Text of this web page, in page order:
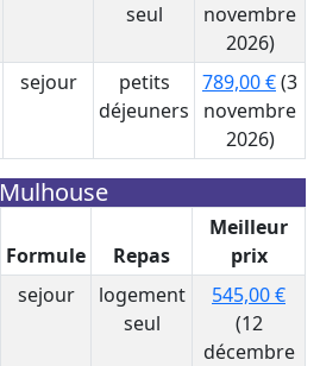
seul
novembre
2026)
sejour
petits
déjeuners
789,00 €(3
novembre
2026)
Mulhouse
Formule Repas
Meilleur
prix
sejour
logement
seul
545,00 €
(12
décembre